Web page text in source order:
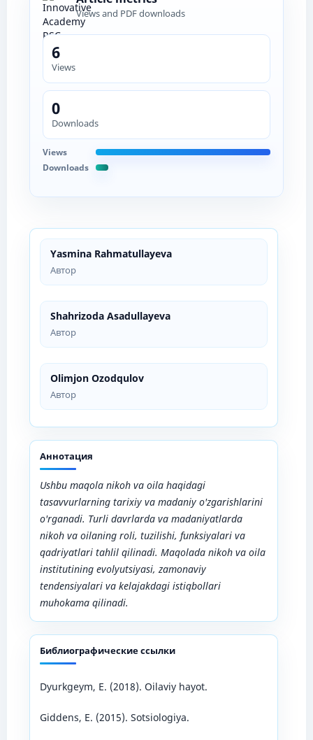
Yasmina Rahmatullayeva
Автор
Shahrizoda Asadullayeva
Автор
Olimjon Ozodqulov
Автор
Аннотация
Ushbu maqola nikoh va oila haqidagi
tasavvurlarning tarixiy va madaniy o'zgarishlarini
o'rganadi. Turli davrlarda va madaniyatlarda
nikoh va oilaning roli, tuzilishi, funksiyalari va
qadriyatlari tahlil qilinadi. Maqolada nikoh va oila
institutining evolyutsiyasi, zamonaviy
tendensiyalari va kelajakdagi istiqbollari
muhokama qilinadi.
Библиографические ссылки
Dyurkgeym, E. (2018). Oilaviy hayot.
Giddens, E. (2015). Sotsiologiya.
Views and PDF downloads
6
Views
0
Downloads
Views
Downloads